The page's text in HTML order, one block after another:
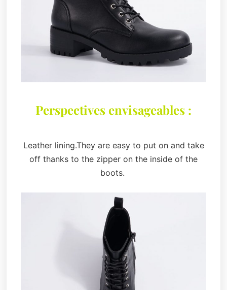
Perspectives envisageables :
Leather lining.They are easy to put on and take
off thanks to the zipper on the inside of the
boots.